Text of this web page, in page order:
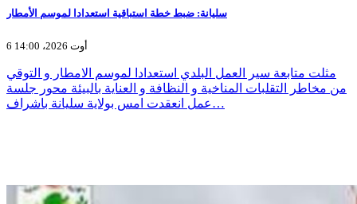
سليانة: ضبط خطة استباقية استعدادا لموسم الأمطار
6 أوت 2026، 14:00
مثلت متابعة سير العمل البلدي استعدادا لموسم الامطار و التوقي
من مخاطر التقلبات المناخية و النظافة و العناية بالبيئة محور جلسة
عمل انعقدت امس بولاية سليانة باشراف…